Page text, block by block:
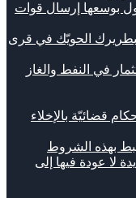
بوسعها إرسال قوات
الحويّك في قرى
في النفط والغاز
قضائيّة بالإخلاء
بهذه الشروط
لا عودة فيها إلى